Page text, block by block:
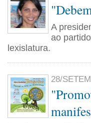
A
ao
lexislatura.
28/